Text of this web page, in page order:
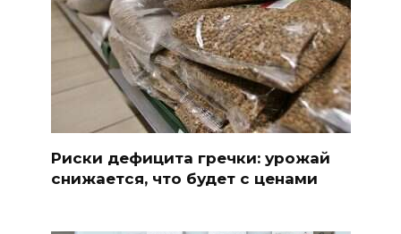
Риски дефицита гречки: урожай
снижается, что будет с ценами